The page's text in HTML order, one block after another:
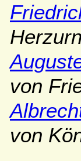
von
von